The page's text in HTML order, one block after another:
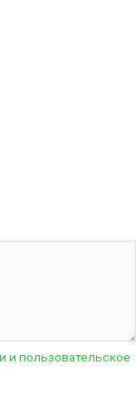
и пользовательское